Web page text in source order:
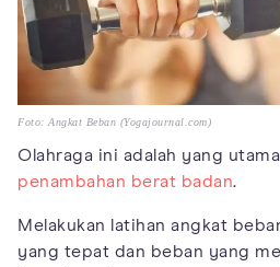
Foto: Angkat Beban (Yogajournal.com)
Olahraga ini adalah yang
penambahan berat badan.
Melakukan latihan angkat
yang tepat dan beban yang